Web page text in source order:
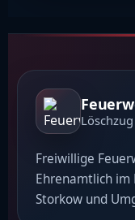
Freiwillige
Ehrenamtlich im
Storkow und